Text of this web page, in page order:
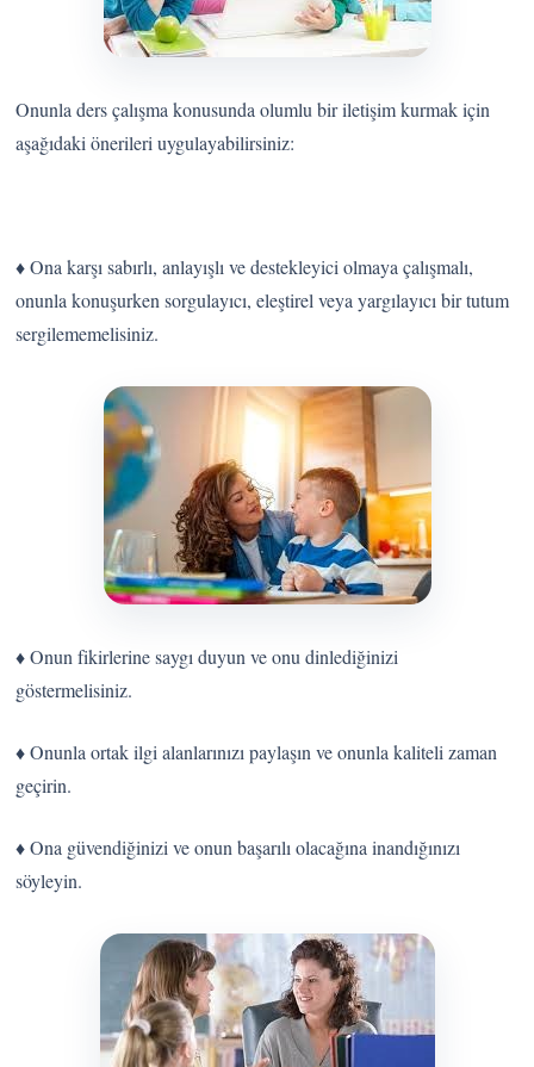
Onunla ders çalışma konusunda olumlu bir iletişim kurmak için
aşağıdaki önerileri uygulayabilirsiniz:
♦ Ona karşı sabırlı, anlayışlı ve destekleyici olmaya çalışmalı,
onunla konuşurken sorgulayıcı, eleştirel veya yargılayıcı bir tutum
sergilememelisiniz.
♦ Onun fikirlerine saygı duyun ve onu dinlediğinizi
göstermelisiniz.
♦ Onunla ortak ilgi alanlarınızı paylaşın ve onunla kaliteli zaman
geçirin.
♦ Ona güvendiğinizi ve onun başarılı olacağına inandığınızı
söyleyin.